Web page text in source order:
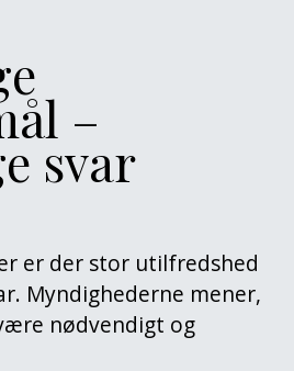
–
svar
er der stor utilfredshed
Myndighederne mener,
nødvendigt og